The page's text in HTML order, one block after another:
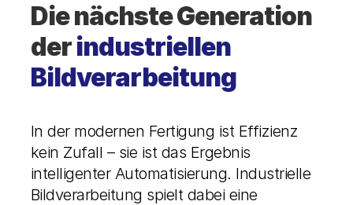
Die nächste Generation
derindustriellen
Bildverarbeitung
In der modernen Fertigung ist Effizienz
kein Zufall – sie ist das Ergebnis
intelligenter Automatisierung. Industrielle
Bildverarbeitung spielt dabei eine